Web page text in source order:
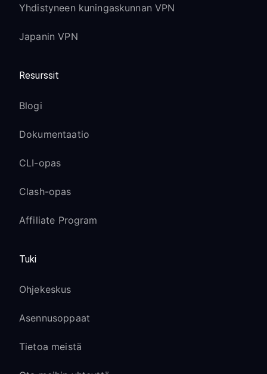
Yhdistyneen kuningaskunnan VPN
Japanin VPN
Resurssit
Blogi
Dokumentaatio
CLI-opas
Clash-opas
Affiliate Program
Tuki
Ohjekeskus
Asennusoppaat
Tietoa meistä